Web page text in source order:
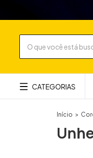
CATEGORIAS
Início >